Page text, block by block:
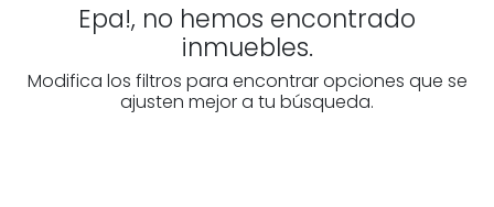
Epa!, no hemos encontrado
inmuebles.
Modifica los filtros para encontrar opciones que se
ajusten mejor a tu búsqueda.